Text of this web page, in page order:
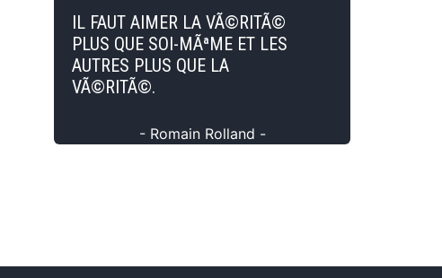
IL FAUT AIMER LA VÃ©RITÃ©
PLUS QUE SOI-MÃªME ET LES
AUTRES PLUS QUE LA
VÃ©RITÃ©.
- Romain Rolland -